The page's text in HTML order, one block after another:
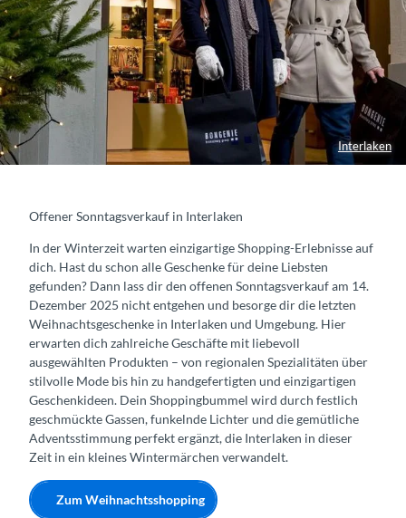
Interlaken
Offener Sonntagsverkauf in Interlaken
In der Winterzeit warten einzigartige Shopping-Erlebnisse auf
dich. Hast du schon alle Geschenke für deine Liebsten
gefunden? Dann lass dir den offenen Sonntagsverkauf am 14.
Dezember 2025 nicht entgehen und besorge dir die letzten
Weihnachtsgeschenke in Interlaken und Umgebung. Hier
erwarten dich zahlreiche Geschäfte mit liebevoll
ausgewählten Produkten – von regionalen Spezialitäten über
stilvolle Mode bis hin zu handgefertigten und einzigartigen
Geschenkideen. Dein Shoppingbummel wird durch festlich
geschmückte Gassen, funkelnde Lichter und die gemütliche
Adventsstimmung perfekt ergänzt, die Interlaken in dieser
Zeit in ein kleines Wintermärchen verwandelt.
Zum Weihnachtsshopping